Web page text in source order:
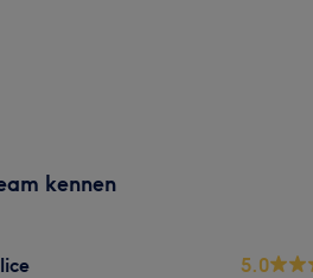
kennen
5.0